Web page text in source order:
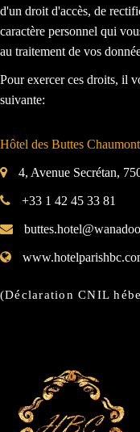
d'un droit d'accès, de
caractère personnel qui
au traitement de vos
Pour exercer ces droits, il
suivante:
Hôtel des Buttes
4, Avenue Secrétan,
+33 1 42 45 33 81
(Déclaration CNIL